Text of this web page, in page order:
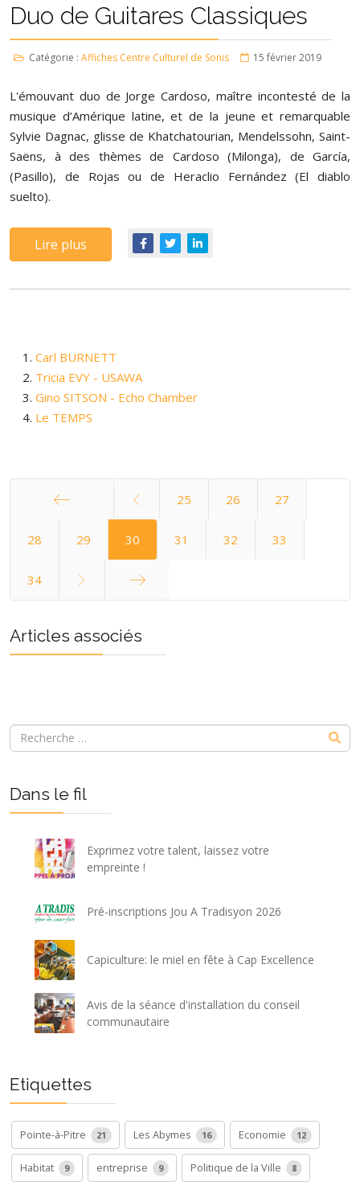
Duo de Guitares Classiques
Catégorie : Affiches Centre Culturel de Sonis 15 février 2019
L'émouvant duo de Jorge Cardoso, maître incontesté de la
musique d’Amérique latine, et de la jeune et remarquable
Sylvie Dagnac, glisse de Khatchatourian, Mendelssohn, Saint-
Saëns, à des thèmes de Cardoso (Milonga), de García,
(Pasillo), de Rojas ou de Heraclio Fernández (El diablo
suelto).
Lire plus
Carl BURNETT
Tricia EVY - USAWA
Gino SITSON - Echo Chamber
Le TEMPS
Démarrer
25 26 27
28 29 30 31 32 33
34
Articles associés
Dans le fil
Exprimez votre talent, laissez votre
empreinte !
Pré-inscriptions Jou A Tradisyon 2026
Capiculture: le miel en fête à Cap Excellence
Avis de la séance d'installation du conseil
communautaire
Etiquettes
Pointe-à-Pitre 21 Les Abymes 16 Economie 12
Habitat 9 entreprise 9 Politique de la Ville 8